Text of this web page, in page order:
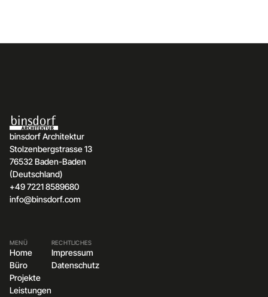
binsdorf Architektur
Stolzenbergstrasse 13
76532 Baden-Baden
(Deutschland)
+49 7221 8589680
info@binsdorf.com
MENÜ
Home
Büro
Projekte
Leistungen
RECHTLICHES
Impressum
Datenschutz